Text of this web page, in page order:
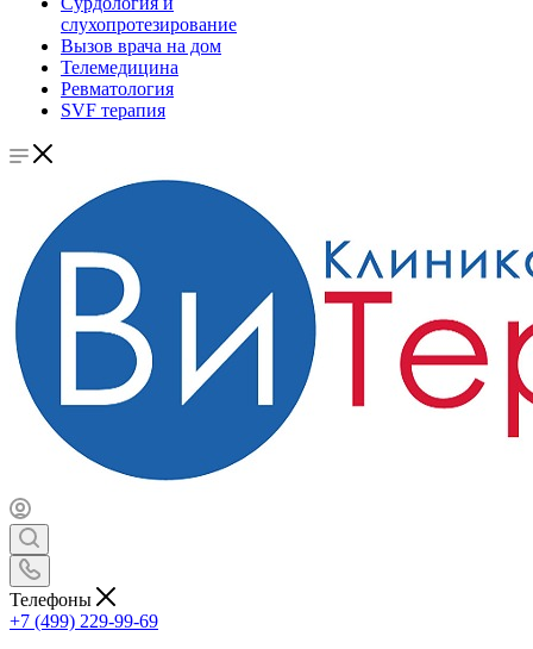
слухопротезирование
Вызов врача на дом
Телемедицина
Ревматология
SVF терапия
Телефоны
+7 (499) 229-99-69